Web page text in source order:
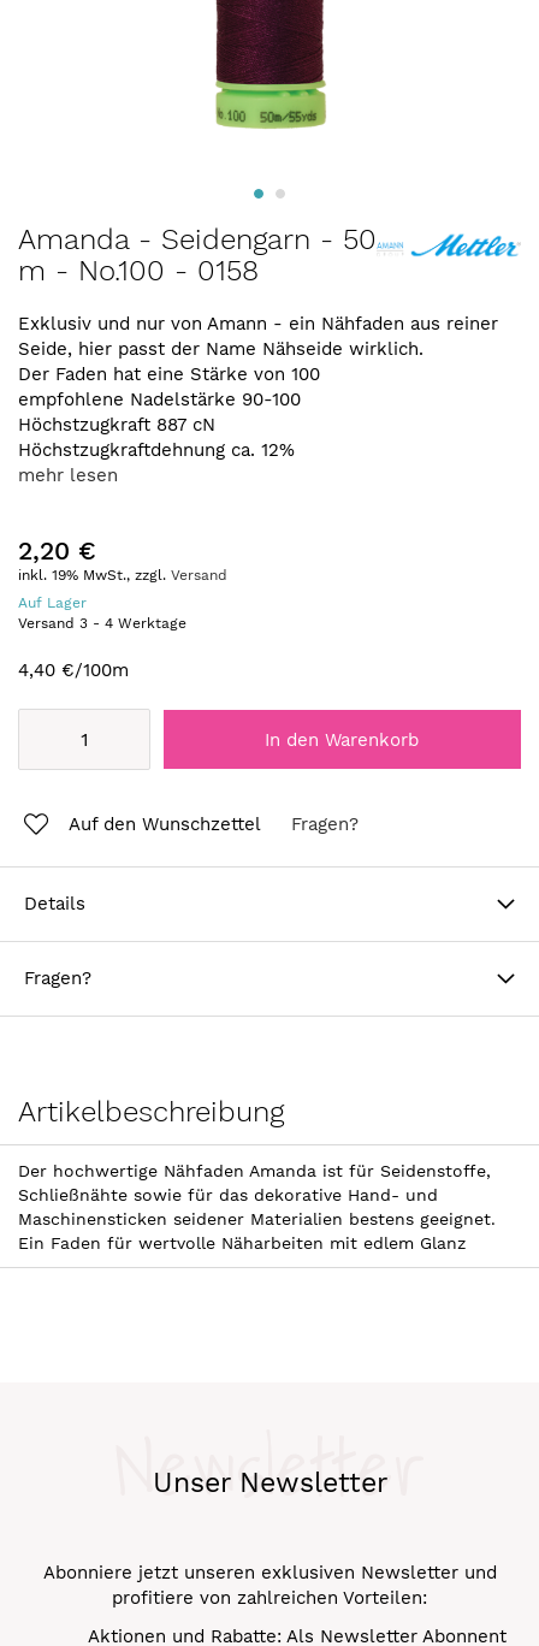
Anfang
der
springen
Amanda - Seidengarn - 50
m - No.100 - 0158
Exklusiv und nur von Amann - ein Nähfaden aus reiner
Seide, hier passt der Name Nähseide wirklich.
Der Faden hat eine Stärke von 100
empfohlene Nadelstärke 90-100
Höchstzugkraft 887 cN
Höchstzugkraftdehnung ca. 12%
mehr lesen
2,20 €
inkl. 19% MwSt., zzgl. Versand
Auf Lager
Versand 3 - 4 Werktage
4,40 €/100m
In den Warenkorb
Auf den Wunschzettel Fragen?
Details
Fragen?
Artikelbeschreibung
Der hochwertige Nähfaden Amanda ist für Seidenstoffe,
Schließnähte sowie für das dekorative Hand- und
Maschinensticken seidener Materialien bestens geeignet.
Ein Faden für wertvolle Näharbeiten mit edlem Glanz
Unser Newsletter
Newsletter
Abonniere jetzt unseren exklusiven Newsletter und
profitiere von zahlreichen Vorteilen:
Aktionen und Rabatte: Als Newsletter Abonnent